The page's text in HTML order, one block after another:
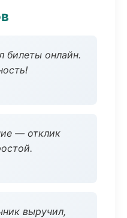
билеты онлайн.
— отклик
выручил,